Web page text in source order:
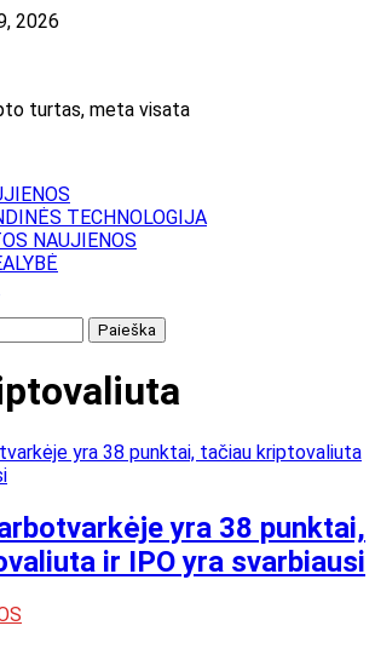
2026
turtas, meta visata
TECHNOLOGIJA
NAUJIENOS
yra 38 punktai,
ir IPO yra svarbiausi